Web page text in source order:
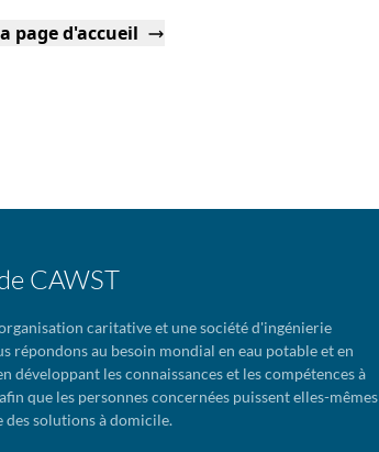
page d'accueil
CAWST
caritative et une société d'ingénierie
répondons au besoin mondial en eau potable et en
développant les connaissances et les compétences à
que les personnes concernées puissent elles-mêmes
solutions à domicile.